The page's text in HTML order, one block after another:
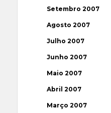
Setembro 2007
Agosto 2007
Julho 2007
Junho 2007
Maio 2007
Abril 2007
Março 2007